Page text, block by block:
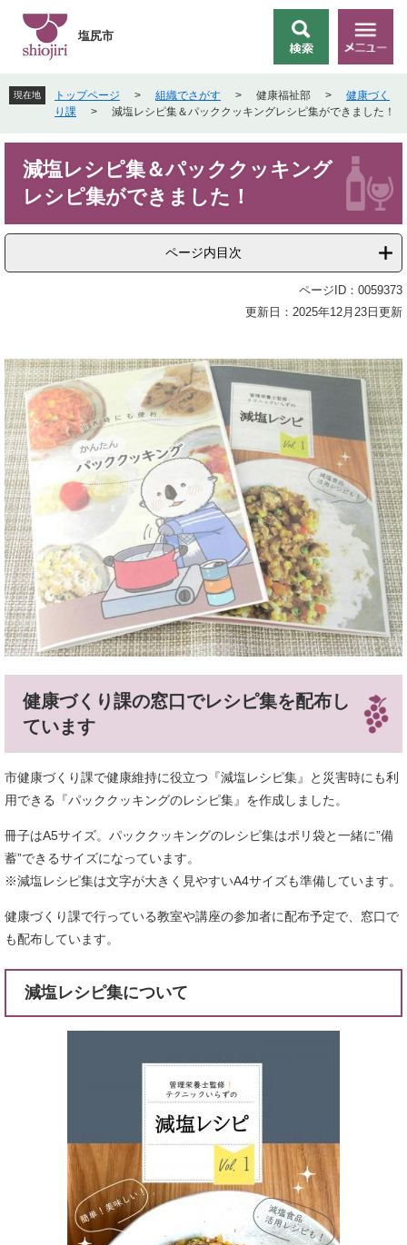
先
頭
す
を
飛
し
索
メ
ニ
ー
塩尻市
現在地 トップページ > 組織でさがす > 健康福祉部 >
健康づく
り課
> 減塩レシピ集＆パッククッキングレシピ集ができました！
減塩レシピ集＆パッククッキング
レシピ集ができました！
ページ内目次
ページID：0059373
更新日：2025年12月23日更新
健康づくり課の窓口でレシピ集を配布し
ています
市健康づくり課で健康維持に役立つ『減塩レシピ集』と災害時にも利
用できる『パッククッキングのレシピ集』を作成しました。
冊子はA5サイズ。パッククッキングのレシピ集はポリ袋と一緒に”備
蓄”できるサイズになっています。
※減塩レシピ集は文字が大きく見やすいA4サイズも準備しています。
健康づくり課で行っている教室や講座の参加者に配布予定で、窓口で
も配布しています。
減塩レシピ集について